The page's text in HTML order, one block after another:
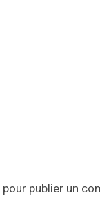
pour publier un